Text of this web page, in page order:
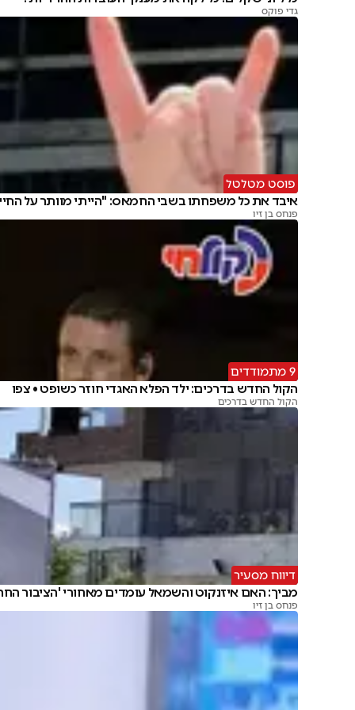
גדי פוקס
פוסט מטלטל
איבד את כל משפחתו בשבי החמאס: "הייתי מוותר על
פנחס בן זיו
9 מתמודדים
הקול החדש בדרכים: ילד הפלא האגדי חוזר כשופט • צפו
הקול החדש בדרכים
דיווח מסעיר
מביך: האם איזנקוט והשמאל עומדים מאחורי 'הציבור
פנחס בן זיו